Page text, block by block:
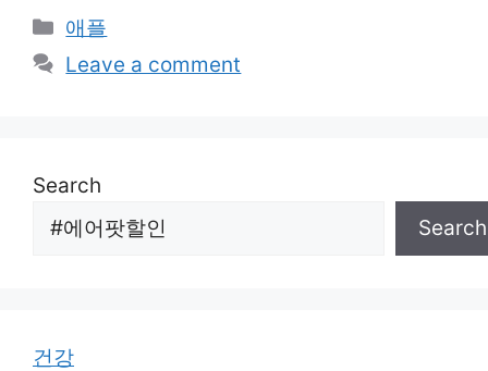
Categories
애플
Leave a comment
Search
Search
건강